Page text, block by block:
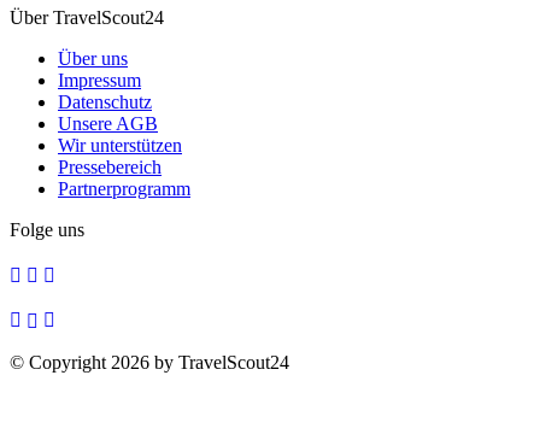
Über TravelScout24
Über uns
Impressum
Datenschutz
Unsere AGB
Wir unterstützen
Pressebereich
Partnerprogramm
Folge uns
© Copyright 2026 by TravelScout24